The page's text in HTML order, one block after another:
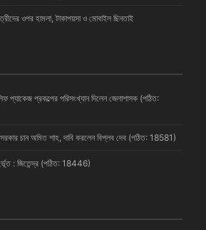
ওপর হামলা, টাকাপয়সা ও মোবাইল ছিনতাই
প্যাকেজ প্রকল্পের পরিসংখ্যান দিলেন জেলাশাসক (পঠিত:
চান অমিত শাহ, দাবি করলেন বিপ্লব দেব (পঠিত: 18581)
: জিতেন্দ্র (পঠিত: 18446)